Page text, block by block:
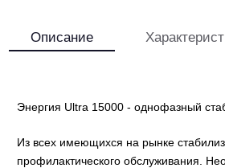
Описание
Энергия Ultra 15000 - однофазный
Из всех имеющихся на рынке
профилактического обслуживания.